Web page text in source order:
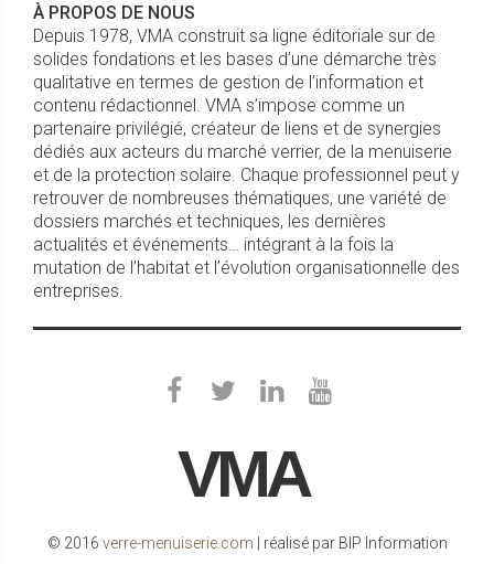
À PROPOS DE NOUS
Depuis 1978, VMA construit sa ligne éditoriale sur de
solides fondations et les bases d’une démarche très
qualitative en termes de gestion de l’information et
contenu rédactionnel. VMA s’impose comme un
partenaire privilégié, créateur de liens et de synergies
dédiés aux acteurs du marché verrier, de la menuiserie
et de la protection solaire. Chaque professionnel peut y
retrouver de nombreuses thématiques, une variété de
dossiers marchés et techniques, les dernières
actualités et événements… intégrant à la fois la
mutation de l’habitat et l’évolution organisationnelle des
entreprises.
VMA
© 2016 verre-menuiserie.com | réalisé par BIP Information